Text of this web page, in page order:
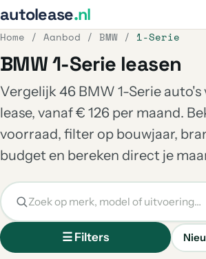
autolease.nl
Home / Aanbod / BMW / 1-Serie
BMW 1-Serie leasen
Vergelijk 46 BMW 1-Serie
lease, vanaf € 126 per maand.
voorraad, filter op bouwjaar,
budget en bereken direct je
☰ Filters